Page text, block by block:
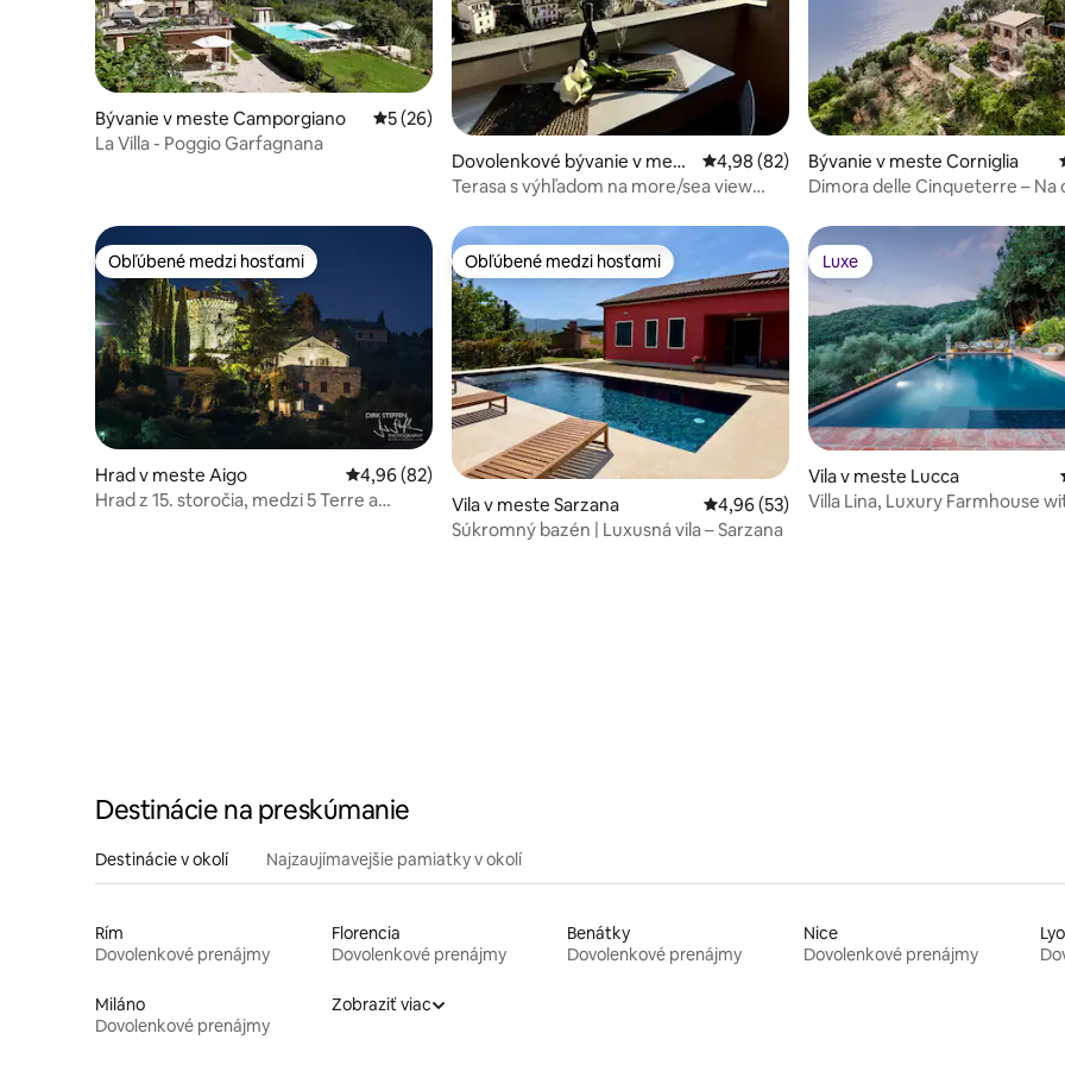
Bývanie v meste Camporgiano Priemerné ohodnotenie 5 z 5, počet hodnotení: 26
5 (26)
La Villa - Poggio Garfagnana
Dovolenkové bývanie v mest
e Riomaggiore
Priemerné ohodnotenie 4,98 z 5, počet
4,98 (82)
Terasa s výhľadom na more/sea view
Bývanie v meste Corniglia
Dimora delle Cinqueterre – Na
Obľúbené medzi hosťami
Obľúbené medzi hosťami
Hrad v meste Aigo Priemerné ohodnotenie 4,96 z 5, počet hodnotení: 82
4,96 (82)
Hrad z 15. storočia, medzi 5 Terre a
Obľúbené medzi hosťami
Obľúbené medzi hosťami
Vila v meste Sarzana Priemerné ohodnotenie 4,96 z 5, počet
4,96 (53)
Súkromný bazén | Luxusná vila – Sarzana
Luxe
Luxe
Vila v meste Lucca
Villa Lina, Luxury Farmhouse
Destinácie na preskúmanie
Destinácie v okolí Najzaujímavejšie pamiatky v okolí
Rím
Dovolenkové prenájmy
Florencia
Dovolenkové prenájmy
Benátky
Dovolenkové prenájmy
Nice
Dovolenkové prenájmy
Miláno
Dovolenkové prenájmy
Zobraziť viac